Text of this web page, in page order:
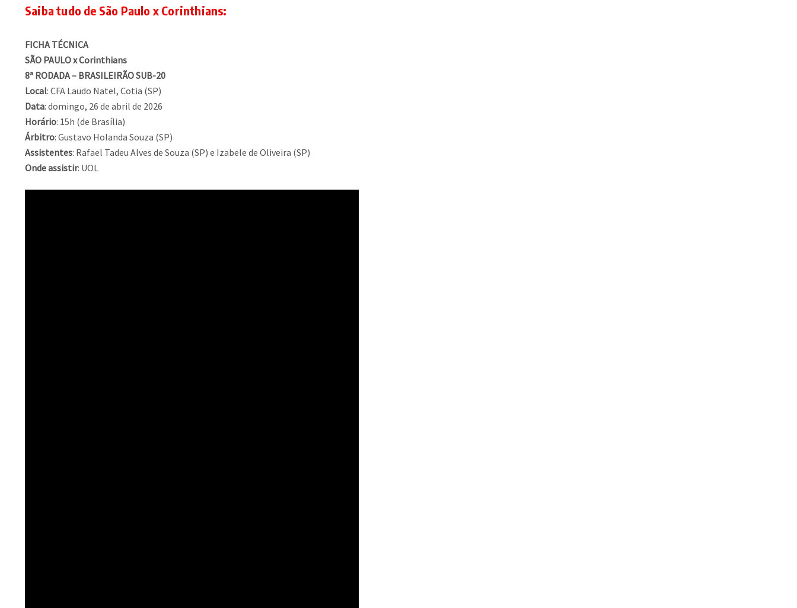
Saiba tudo de São Paulo x Corinthians:
FICHA TÉCNICA
SÃO PAULO x Corinthians
8ª RODADA – BRASILEIRÃO SUB-20
Local: CFA Laudo Natel, Cotia (SP)
Data: domingo, 26 de abril de 2026
Horário: 15h (de Brasília)
Árbitro: Gustavo Holanda Souza (SP)
Assistentes: Rafael Tadeu Alves de Souza (SP) e Izabele de Oliveira (SP)
Onde assistir: UOL